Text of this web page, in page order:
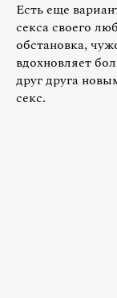
Есть еще
секса своего
обстановка,
вдохновляет
друг друга
секс.